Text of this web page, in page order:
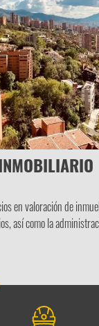
en valoración de
así como la